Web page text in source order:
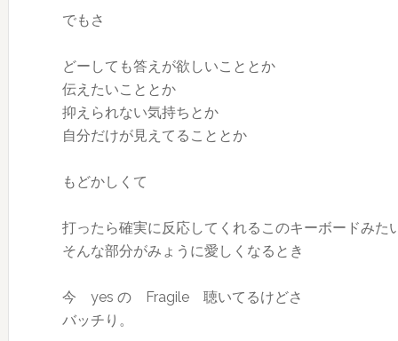
でもさ
どーしても答えが欲しいこととか
伝えたいこととか
抑えられない気持ちとか
自分だけが見えてることとか
もどかしくて
打ったら確実に反応してくれるこのキーボードみた
そんな部分がみょうに愛しくなるとき
今 yes の Fragile 聴いてるけどさ
バッチり。